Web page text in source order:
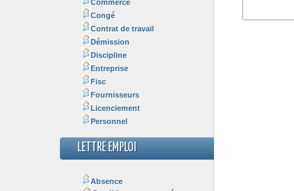
Commerce
Congé
Contrat de travail
Démission
Discipline
Entreprise
Fisc
Fournisseurs
Licenciement
Personnel
LETTRE EMPLOI
Absence